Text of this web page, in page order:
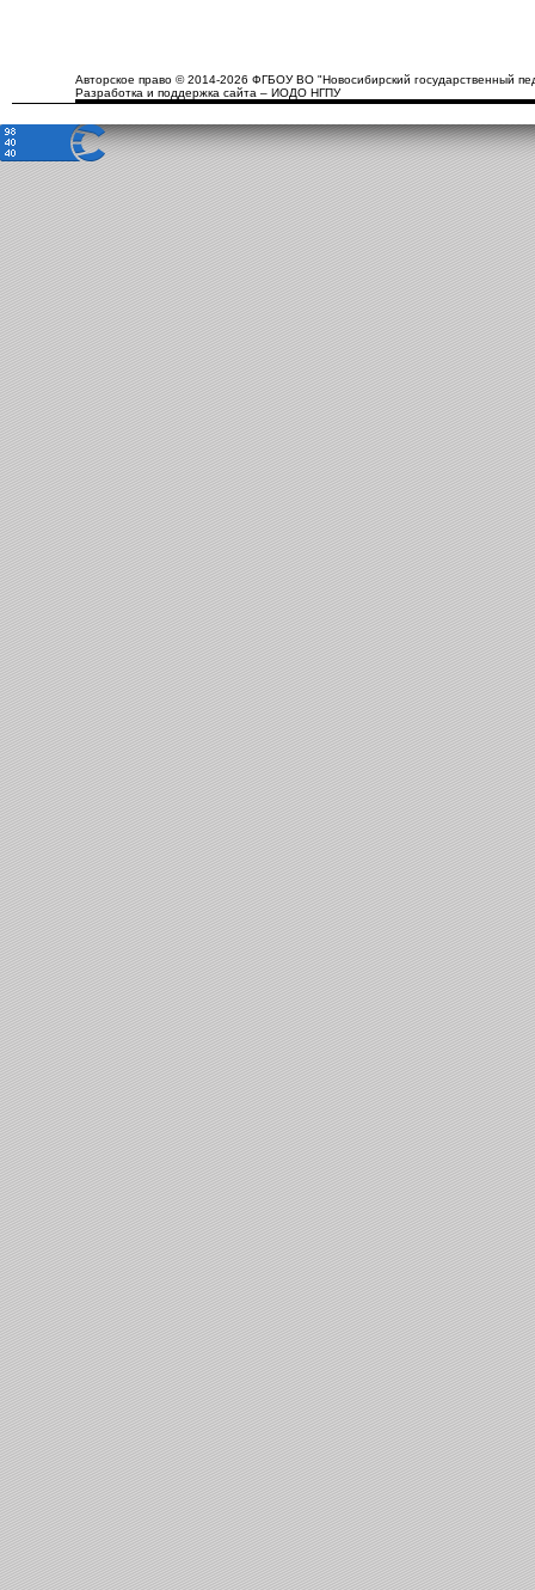
Авторское право © 2014-2026 ФГБОУ ВО "Новосибирский государственный
Разработка и поддержка сайта – ИОДО НГПУ